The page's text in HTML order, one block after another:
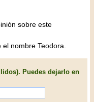
sobre este
nombre Teodora.
Puedes dejarlo en